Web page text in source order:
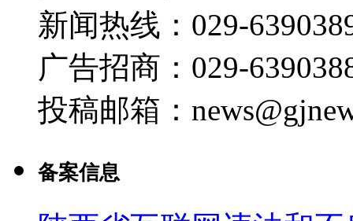
新闻热线：029-
广告招商：029-
投稿邮箱：
备案信息